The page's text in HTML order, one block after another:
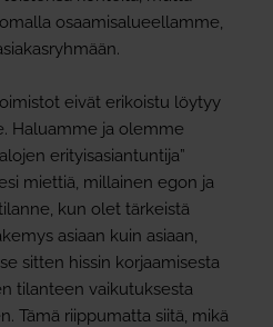
osaamisalueellamme,
eivät erikoistu löytyy
Haluamme ja olemme
erityisasiantuntija”
miettiä, millainen egon ja
kun olet tärkeistä
asiaan kuin asiaan,
sitten hissin korjaamisesta
tilanteen vaikutuksesta
Tämä riippumatta siitä, mikä